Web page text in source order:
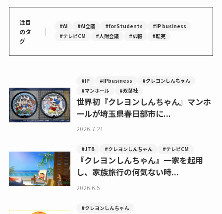
注目
のタ
グ
｜ #AI #AI会議 #forStudents
#IP business
#テレビCM
#人財会議 #広報 #転売
#IP #IPbusiness
#クレヨンしんちゃん
#マンホール
#双葉社
世界初『クレヨンしんちゃん』マンホ
ールが埼玉県春日部市に...
2026.7.21
#JTB #クレヨンしんちゃん #テレビCM
『クレヨンしんちゃん』一家を起用
し、家族旅行の何気ない時...
2026.6.5
#クレヨンしんちゃん